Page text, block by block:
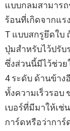
แบบกลมสามาร
ร้อนที่เกิดจากแร
T แบบสกรูยึดใบ
ปุ่มสำหรับไว้ปรับ
ซึ่งส่วนนี้มีไว้ช่วย
4 ระดับ ด้านข้าง
ทั้งความเร็วรอบ
เบอร์ที่มีมาให้เช่
การ์ดหรือว่าการ์